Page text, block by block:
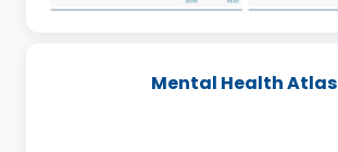
Mental Health Atlas